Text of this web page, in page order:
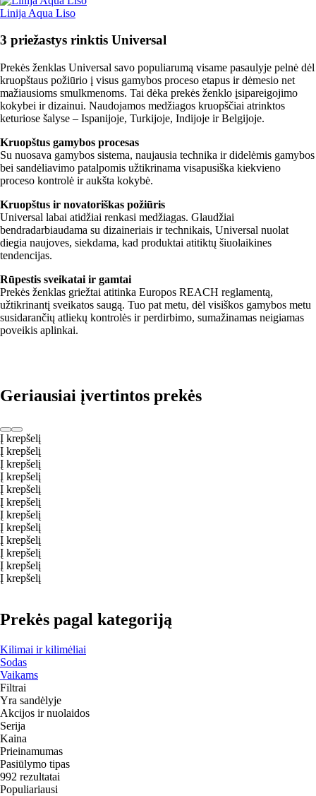
Linija Aqua Liso
3 priežastys rinktis Universal
Prekės ženklas Universal savo populiarumą visame pasaulyje pelnė dėl
kruopštaus požiūrio į visus gamybos proceso etapus ir dėmesio net
mažiausioms smulkmenoms. Tai dėka prekės ženklo įsipareigojimo
kokybei ir dizainui. Naudojamos medžiagos kruopščiai atrinktos
keturiose šalyse – Ispanijoje, Turkijoje, Indijoje ir Belgijoje.
Kruopštus gamybos procesas
Su nuosava gamybos sistema, naujausia technika ir didelėmis gamybos
bei sandėliavimo patalpomis užtikrinama visapusiška kiekvieno
proceso kontrolė ir aukšta kokybė.
Kruopštus ir novatoriškas požiūris
Universal labai atidžiai renkasi medžiagas. Glaudžiai
bendradarbiaudama su dizaineriais ir technikais, Universal nuolat
diegia naujoves, siekdama, kad produktai atitiktų šiuolaikines
tendencijas.
Rūpestis sveikatai ir gamtai
Prekės ženklas griežtai atitinka Europos REACH reglamentą,
užtikrinantį sveikatos saugą. Tuo pat metu, dėl visiškos gamybos metu
susidarančių atliekų kontrolės ir perdirbimo, sumažinamas neigiamas
poveikis aplinkai.
Geriausiai įvertintos prekės
Į krepšelį
Į krepšelį
Į krepšelį
Į krepšelį
Į krepšelį
Į krepšelį
Į krepšelį
Į krepšelį
Į krepšelį
Į krepšelį
Į krepšelį
Į krepšelį
Prekės pagal kategoriją
Kilimai ir kilimėliai
Sodas
Vaikams
Filtrai
Yra sandėlyje
Akcijos ir nuolaidos
Serija
Kaina
Prieinamumas
Pasiūlymo tipas
992 rezultatai
Populiariausi